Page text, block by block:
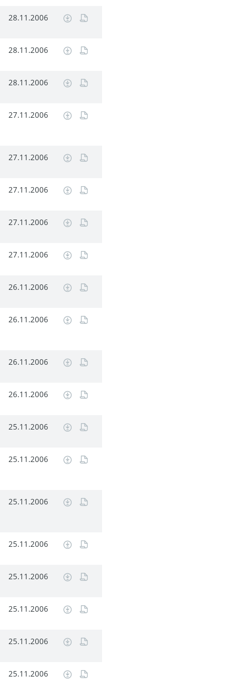
28.11.2006
28.11.2006
28.11.2006
27.11.2006
27.11.2006
27.11.2006
27.11.2006
27.11.2006
26.11.2006
26.11.2006
26.11.2006
26.11.2006
25.11.2006
25.11.2006
25.11.2006
25.11.2006
25.11.2006
25.11.2006
25.11.2006
25.11.2006